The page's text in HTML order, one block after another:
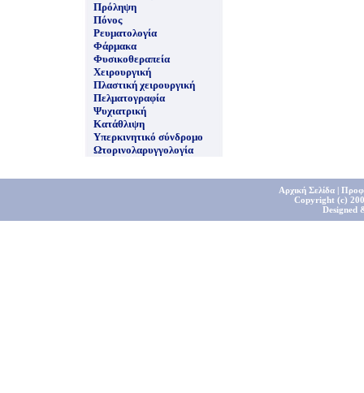
Πρόληψη
Πόνος
Ρευματολογία
Φάρμακα
Φυσικοθεραπεία
Χειρουργική
Πλαστική χειρουργική
Πελματογραφία
Ψυχιατρική
Κατάθλιψη
Υπερκινητικό σύνδρομο
Ωτορινολαρυγγολογία
Αρχική Σελίδα|
Copyright (c)
Designed